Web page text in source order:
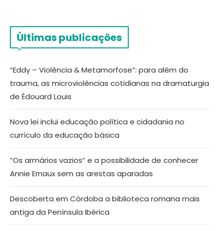
Últimas publicações
“Eddy – Violência & Metamorfose”: para além do
trauma, as microviolências cotidianas na dramaturgia
de Édouard Louis
Nova lei inclui educação política e cidadania no
currículo da educação básica
“Os armários vazios” e a possibilidade de conhecer
Annie Ernaux sem as arestas aparadas
Descoberta em Córdoba a biblioteca romana mais
antiga da Península Ibérica